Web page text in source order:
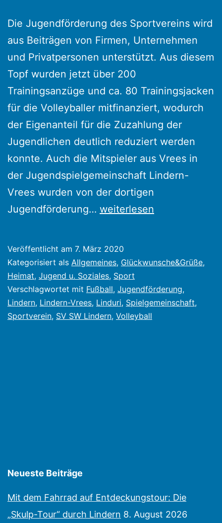
Die Jugendförderung des Sportvereins wird
aus Beiträgen von Firmen, Unternehmen
und Privatpersonen unterstützt. Aus diesem
Topf wurden jetzt über 200
Trainingsanzüge und ca. 80 Trainingsjacken
für die Volleyballer mitfinanziert, wodurch
der Eigenanteil für die Zuzahlung der
Jugendlichen deutlich reduziert werden
konnte. Auch die Mitspieler aus Vrees in
der Jugendspielgemeinschaft Lindern-
Vrees wurden von der dortigen
Jugendförderung… Jugendförderung
Schwarz-
Weiß
Lindern
weiterlesen
Veröffentlicht am 7. März 2020
Kategorisiert als Allgemeines, Glückwunsche&Grüße,
Heimat, Jugend u. Soziales, Sport
Verschlagwortet mit Fußball, Jugendförderung,
Lindern, Lindern-Vrees, Linduri, Spielgemeinschaft,
Sportverein, SV SW Lindern, Volleyball
Neueste Beiträge
Mit dem Fahrrad auf Entdeckungstour: Die
„Skulp-Tour“ durch Lindern 8. August 2026